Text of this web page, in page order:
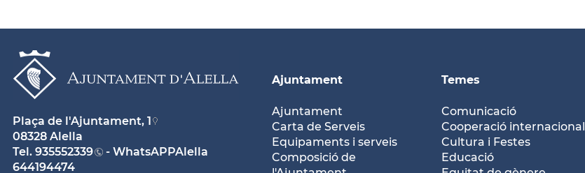
Ajuntament
Ajuntament
Carta de Serveis
Equipaments i serveis
Composició de
Temes
Comunicació
Cooperació internacional
Cultura i Festes
Educació
Plaça de l'Ajuntament, 1
08328 Alella
Tel. 935552339
- WhatsAPPAlella
644194474